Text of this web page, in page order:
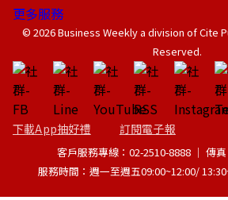
更多服務
© 2026 Business Weekly a division of Cite
Reserved.
下載App抽好禮 訂閱電子報
客戶服務專線：02-2510-8888 │ 傳
服務時間：週一至週五09:00~12:00/